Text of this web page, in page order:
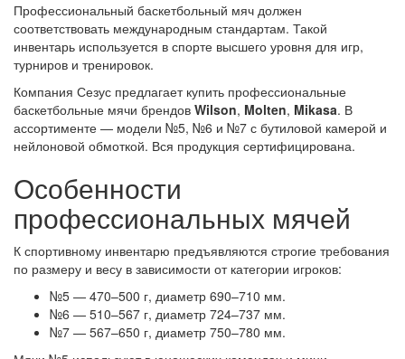
Профессиональный баскетбольный мяч должен
соответствовать международным стандартам. Такой
инвентарь используется в спорте высшего уровня для игр,
турниров и тренировок.
Компания Сезус предлагает купить профессиональные
баскетбольные мячи брендов Wilson, Molten, Mikasa. В
ассортименте — модели №5, №6 и №7 с бутиловой камерой и
нейлоновой обмоткой. Вся продукция сертифицирована.
Особенности
профессиональных мячей
К спортивному инвентарю предъявляются строгие требования
по размеру и весу в зависимости от категории игроков:
№5 — 470–500 г, диаметр 690–710 мм.
№6 — 510–567 г, диаметр 724–737 мм.
№7 — 567–650 г, диаметр 750–780 мм.